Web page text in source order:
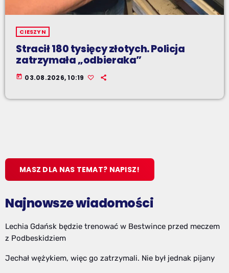
CIESZYN
Stracił 180 tysięcy złotych. Policja
zatrzymała „odbieraka”
today 03.08.2026, 10:19
MASZ DLA NAS TEMAT? NAPISZ!
Najnowsze wiadomości
Lechia Gdańsk będzie trenować w Bestwince przed meczem
z Podbeskidziem
Jechał wężykiem, więc go zatrzymali. Nie był jednak pijany